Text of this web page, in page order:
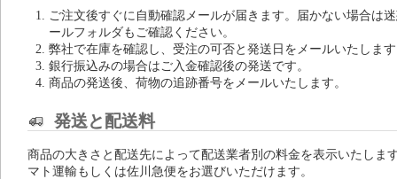
ご注文後すぐに自動確認メールが届きます。届かない場合は
ールフォルダもご確認ください。
弊社で在庫を確認し、受注の可否と発送日をメールいたしま
銀行振込みの場合はご入金確認後の発送です。
商品の発送後、荷物の追跡番号をメールいたします。
発送と配送料
商品の大きさと配送先によって配送業者別の料金を表示いたしま
マト運輸もしくは佐川急便をお選びいただけます。